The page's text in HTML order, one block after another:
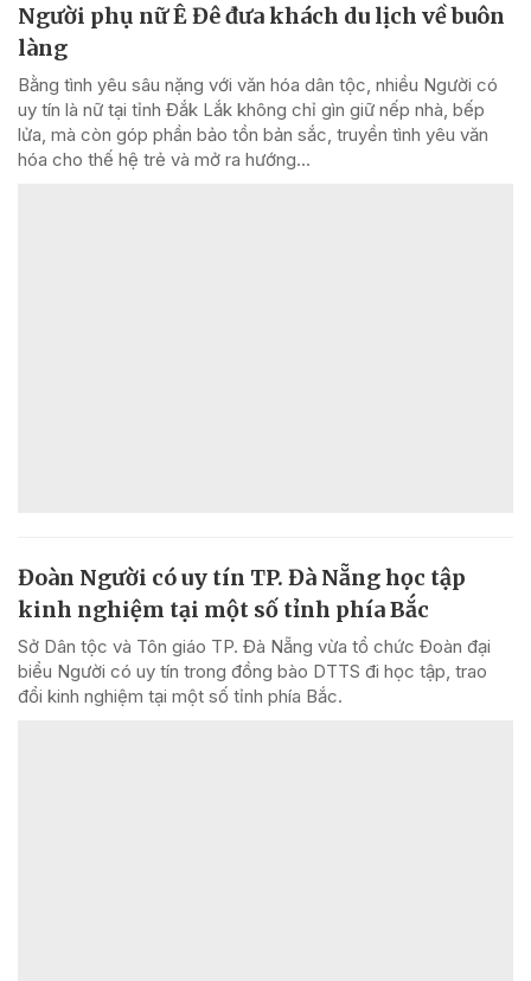
Người phụ nữ Ê Đê đưa khách du lịch về buôn
làng
Bằng tình yêu sâu nặng với văn hóa dân tộc, nhiều Người có
uy tín là nữ tại tỉnh Đắk Lắk không chỉ gìn giữ nếp nhà, bếp
lửa, mà còn góp phần bảo tồn bản sắc, truyền tình yêu văn
hóa cho thế hệ trẻ và mở ra hướng...
Đoàn Người có uy tín TP. Đà Nẵng học tập
kinh nghiệm tại một số tỉnh phía Bắc
Sở Dân tộc và Tôn giáo TP. Đà Nẵng vừa tổ chức Đoàn đại
biểu Người có uy tín trong đồng bào DTTS đi học tập, trao
đổi kinh nghiệm tại một số tỉnh phía Bắc.